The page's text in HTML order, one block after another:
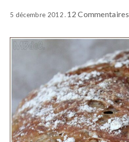
5 décembre 2012 12 Commentaires